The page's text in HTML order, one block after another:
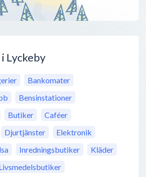
Lyckeby
Bankomater
Bensinstationer
Butiker
Caféer
Djurtjänster
Elektronik
Inredningsbutiker
Kläder